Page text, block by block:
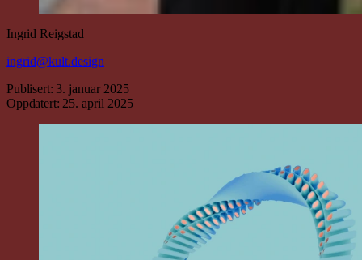
Ingrid Reigstad
ingrid@kult.design
Publisert: 3. januar 2025
Oppdatert: 25. april 2025